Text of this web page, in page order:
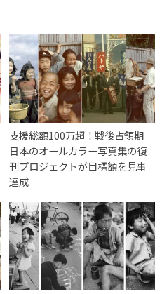
支援総額100万超！戦後占領期
日本のオールカラー写真集の復
刊プロジェクトが目標額を見事
達成